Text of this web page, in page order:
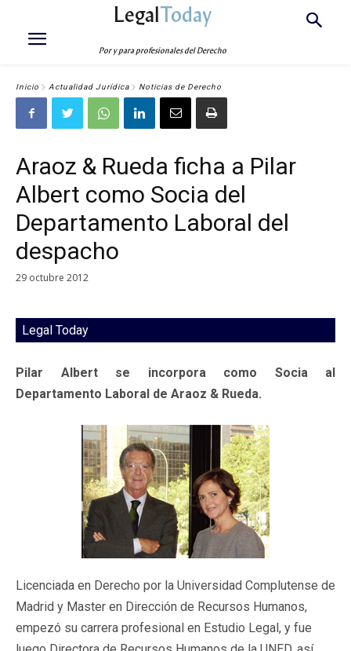
LegalToday
Por y para profesionales del Derecho
Inicio Actualidad Jurídica Noticias de Derecho
Araoz & Rueda ficha a Pilar
Albert como Socia del
Departamento Laboral del
despacho
29 octubre 2012
Legal Today
Pilar Albert se incorpora como Socia al
Departamento Laboral de Araoz & Rueda.
Licenciada en Derecho por la Universidad Complutense de
Madrid y Master en Dirección de Recursos Humanos,
empezó su carrera profesional en Estudio Legal, y fue